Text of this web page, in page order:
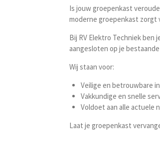
Is jouw groepenkast
moderne groepenkast zorgt
Bij RV Elektro Techniek
aangesloten op je
Wij staan voor:
Veilige en betrouwbare
Vakkundige en snelle
Voldoet aan alle actuele
Laat je groepenkast